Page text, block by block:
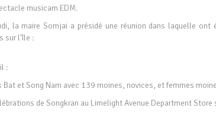
musicam EDM.
la maire Somjai a présidé une réunion dans laquelle
sur l'île :
:
Bat et Song Nam avec 139 moines, novices, et femmes
de Songkran au Limelight Avenue Department